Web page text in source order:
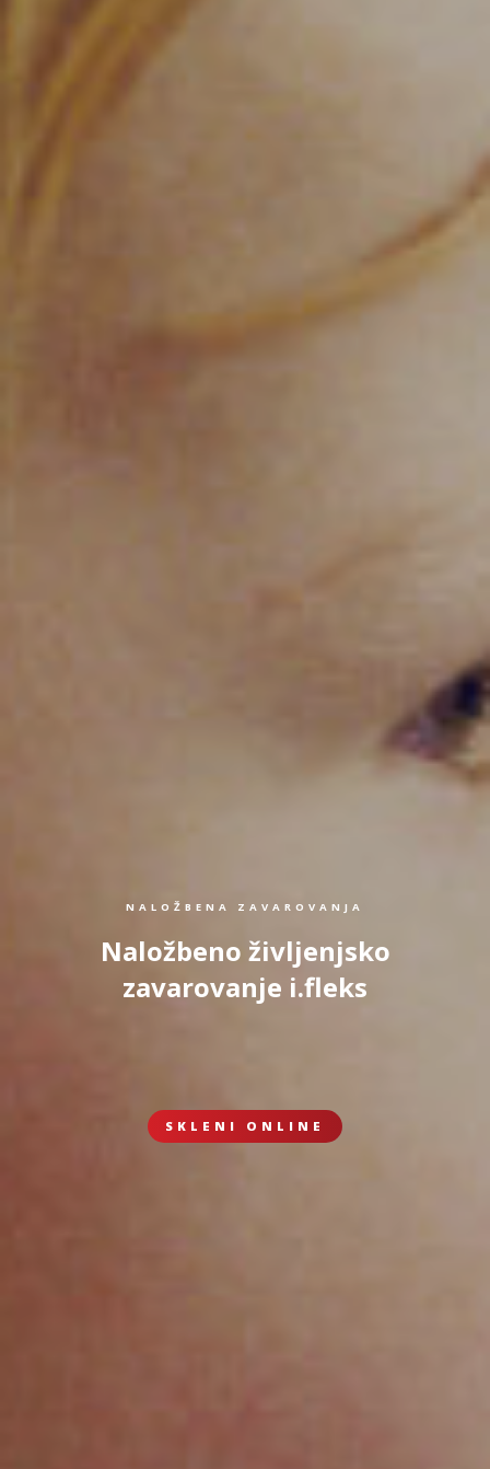
NALOŽBENA ZAVAROVANJA
Naložbeno življenjsko
zavarovanje i.fleks
SKLENI ONLINE